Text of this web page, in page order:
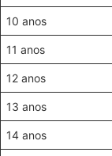
10 anos
11 anos
12 anos
13 anos
14 anos